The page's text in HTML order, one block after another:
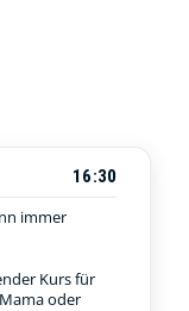
16:30
immer
Kurs für
oder